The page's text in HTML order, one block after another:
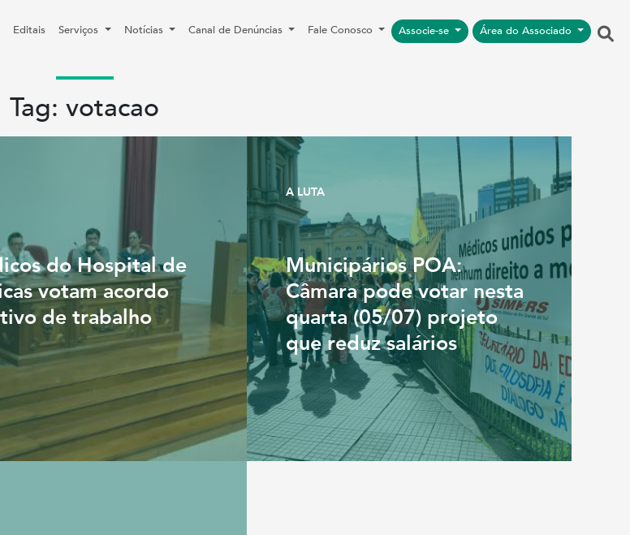
Editais Serviços Notícias Canal de Denúncias Fale Conosco Associe-se Área do Associado
Tag: votacao
do Hospital de
votam acordo
de trabalho
A LUTA
Municipários POA:
Câmara pode votar nesta
quarta (05/07) projeto
que reduz salários